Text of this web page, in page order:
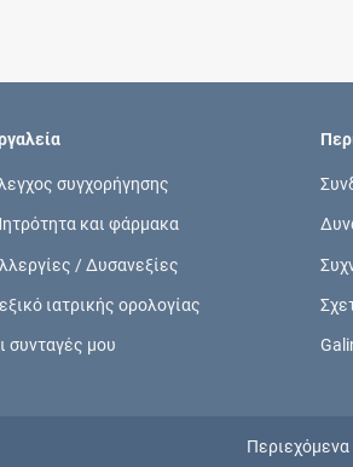
πράξεις
συγχορήγησης
και φάρμακα
/ Δυσανεξίες
ιατρικής ορολογίας
συνταγές μου
Περιεχόμενα